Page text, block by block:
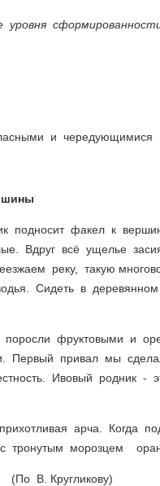
и чередующимися
факел к
Вдруг всё ущелье
реку, такую
Сидеть в деревянном
фруктовыми и
Первый привал мы
Ивовый родник -
арча. Когда
тронутым морозцем